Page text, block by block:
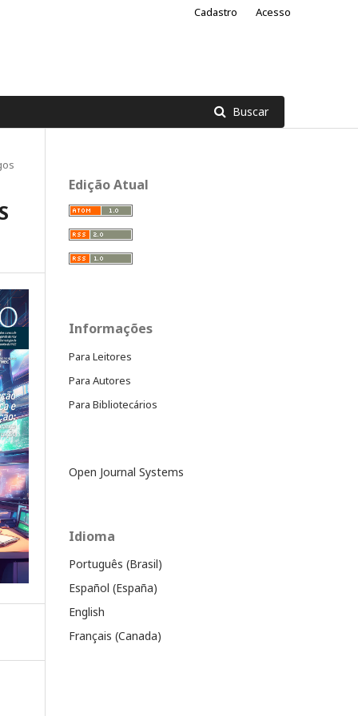
Buscar
Cadastro Acesso
Edição Atual
Informações
Para Leitores
Para Autores
Para Bibliotecários
Open Journal Systems
Idioma
Português (Brasil)
Español (España)
English
Français (Canada)